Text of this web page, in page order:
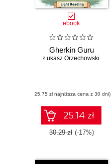
ebook
Gherkin Guru
Łukasz Orzechowski
(25,75 zł najniższa cena z 30 dni)
25.14 zł
30.29 zł (-17%)